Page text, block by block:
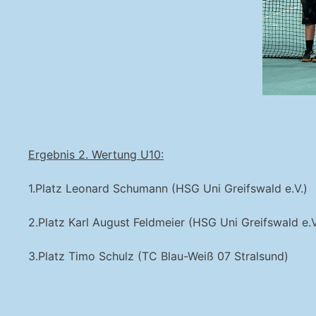
Ergebnis 2. Wertung U10:
1.Platz Leonard Schumann (HSG Uni Greifswald e.V.)
2.Platz Karl August Feldmeier (HSG Uni Greifswald
3.Platz Timo Schulz (TC Blau-Weiß 07 Stralsund)